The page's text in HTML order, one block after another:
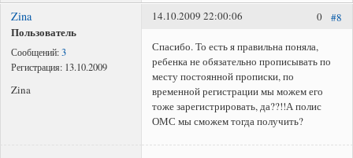
Zina
Пользователь
Сообщений:3
Регистрация: 13.10.2009
Zina
#8
0
14.10.2009 22:00:06
Спасибо. То есть я правильна поняла,
ребенка не обязательно прописывать по
месту постоянной прописки, по
временной регистрации мы можем его
тоже зарегистрировать, да??!!А полис
ОМС мы сможем тогда получить?